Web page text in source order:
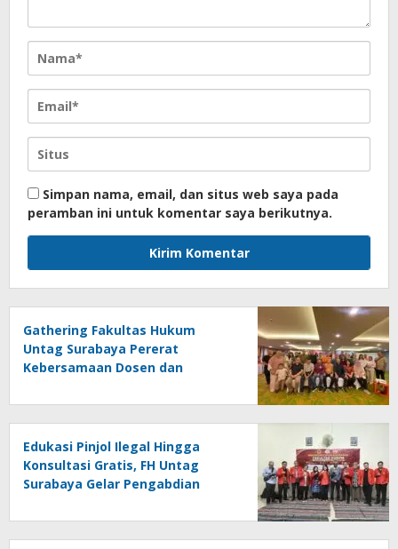
Simpan nama, email, dan situs web saya pada
peramban ini untuk komentar saya berikutnya.
Gathering Fakultas Hukum
Untag Surabaya Pererat
Kebersamaan Dosen dan
Bali Overland Trip 2026
Edukasi Pinjol Ilegal Hingga
Konsultasi Gratis, FH Untag
Surabaya Gelar Pengabdian